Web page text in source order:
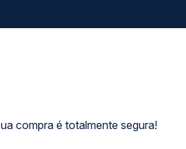
compra é totalmente segura!